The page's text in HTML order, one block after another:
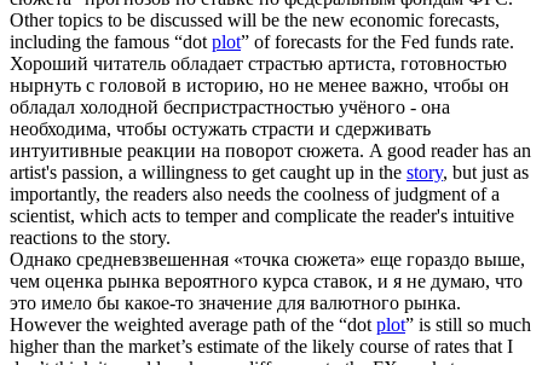
Other topics to be discussed will be the new economic forecasts,
including the famous “dotplot” of forecasts for the Fed funds rate.
Хороший читатель обладает страстью артиста, готовностью
нырнуть с головой в историю, но не менее важно, чтобы он
обладал холодной беспристрастностью учёного - она
необходима, чтобы остужать страсти и сдерживать
интуитивные реакции на поворот сюжета. A good reader has an
artist's passion, a willingness to get caught up in the story, but just as
importantly, the readers also needs the coolness of judgment of a
scientist, which acts to temper and complicate the reader's intuitive
reactions to the story.
Однако средневзвешенная «точка сюжета» еще гораздо выше,
чем оценка рынка вероятного курса ставок, и я не думаю, что
это имело бы какое-то значение для валютного рынка.
However the weighted average path of the “dotplot” is still so much
higher than the market’s estimate of the likely course of rates that I